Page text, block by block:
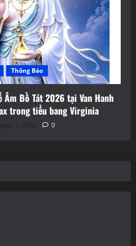
Thông Báo
Bồ Tát 2026 tại Van Hanh
trong tiểu bang Virginia
1, 2026 0